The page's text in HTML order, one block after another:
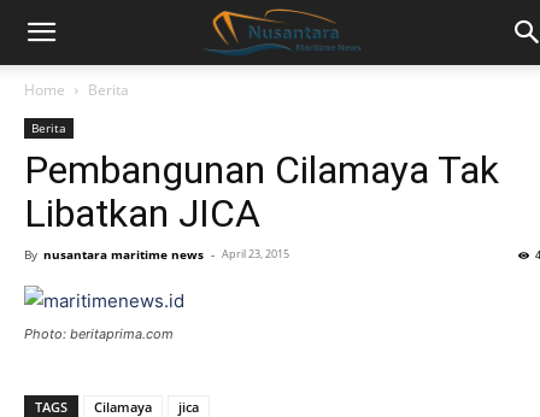
Home Berita
Berita
Pembangunan Cilamaya Tak
Libatkan JICA
By nusantara maritime news - April 23, 2015
Photo: beritaprima.com
TAGS Cilamaya jica